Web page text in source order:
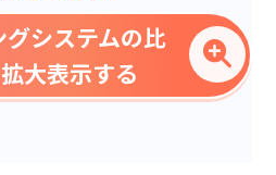
システムの比
大表示する